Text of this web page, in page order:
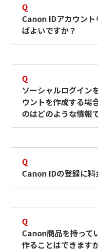
Q
Canon IDアカウン
ばよいですか？
す。詳しい作成
何ですか？
ださい。
Q
ソーシャルログイン
ウントを作成する場
のはどのような情報
択したサービス
簡単に作成でき
Canon IDの登録
Q
Canon IDの登録に料
Q
Canon商品を持って
作ることはできます